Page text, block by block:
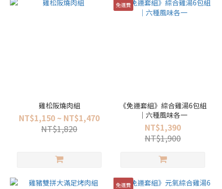
雞松阪燒肉組
NT$1,150 ~ NT$1,470
NT$1,820
免運費
《免運套組》綜合雞湯6包組
｜六種風味各一
NT$1,390
NT$1,900
免運費